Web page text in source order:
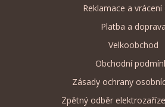
Reklamace a vrácení
Platba a doprava
Velkoobchod
Obchodní
Zásady ochrany
Zpětný odběr